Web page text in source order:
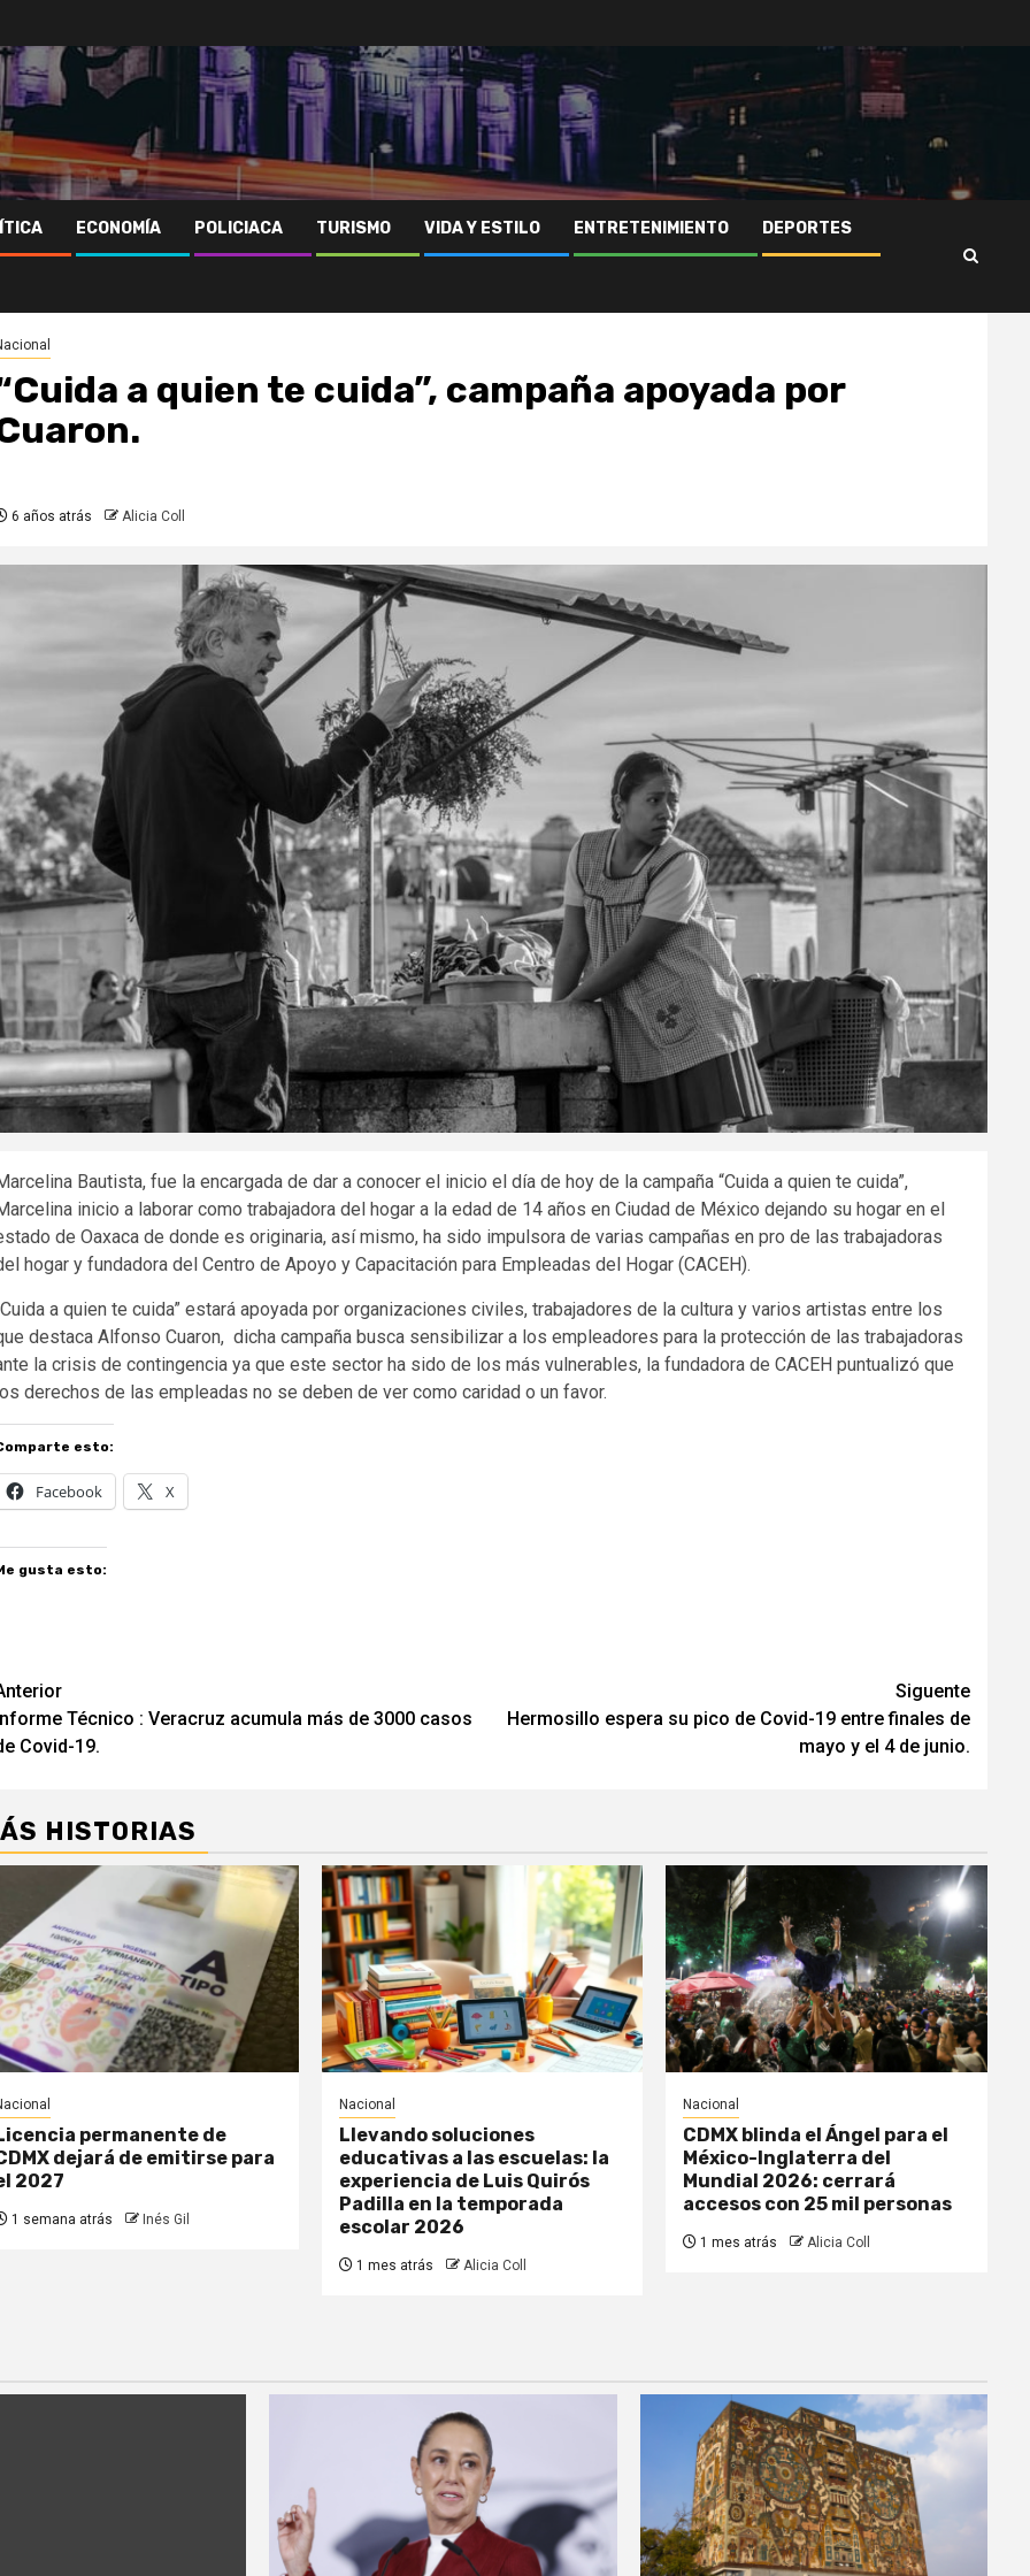
ECONOMÍA POLICIACA TURISMO VIDA Y ESTILO ENTRETENIMIENTO DEPORTES
a quien te cuida”, campaña apoyada por
6 años atrás Alicia Coll
Bautista, fue la encargada de dar a conocer el inicio el día de hoy de la campaña “Cuida a quien te cuida”,
inicio a laborar como trabajadora del hogar a la edad de 14 años en Ciudad de México dejando su hogar en el
de Oaxaca de donde es originaria, así mismo, ha sido impulsora de varias campañas en pro de las trabajadoras
hogar y fundadora del Centro de Apoyo y Capacitación para Empleadas del Hogar (CACEH).
a quien te cuida” estará apoyada por organizaciones civiles, trabajadores de la cultura y varios artistas entre los
destaca Alfonso Cuaron, dicha campaña busca sensibilizar a los empleadores para la protección de las trabajadoras
la crisis de contingencia ya que este sector ha sido de los más vulnerables, la fundadora de CACEH puntualizó que
derechos de las empleadas no se deben de ver como caridad o un favor.
esto:
Facebook X
gusta esto:
Técnico : Veracruz acumula más de 3000 casos
Covid-19.
Siguente
Hermosillo espera su pico de Covid-19 entre finales de
mayo y el 4 de junio.
HISTORIAS
permanente de
dejará de emitirse para
2027
1 semana atrás Inés Gil
Nacional
Llevando soluciones
educativas a las escuelas: la
experiencia de Luis Quirós
Padilla en la temporada
escolar 2026
1 mes atrás Alicia Coll
Nacional
CDMX blinda el Ángel para el
México-Inglaterra del
Mundial 2026: cerrará
accesos con 25 mil personas
1 mes atrás Alicia Coll